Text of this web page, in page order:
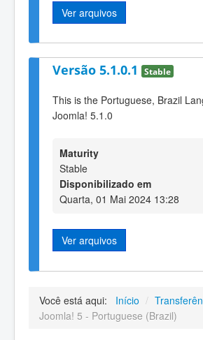
Ver arquivos
Versão 5.1.0.1 Stable
This is the Portuguese, Brazil
Joomla! 5.1.0
Maturity
Stable
Disponibilizado em
Quarta, 01 Mai 2024 13:28
Ver arquivos
Você está aqui: Início /
Joomla! 5 - Portuguese (Brazil)